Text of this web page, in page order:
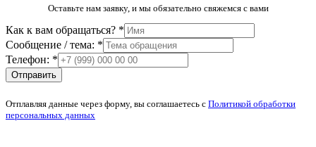
Оставьте нам заявку, и мы обязательно свяжемся с вами
Как к вам обращаться? *
Сообщение / тема: *
К
а
к
о
о
Телефон: *
Отправить
Отплавляя данные через форму, вы соглашаетесь с Политикой обработки
персональных данных